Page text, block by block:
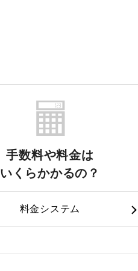
手数料や料金は
いくらかかるの？
料金システム